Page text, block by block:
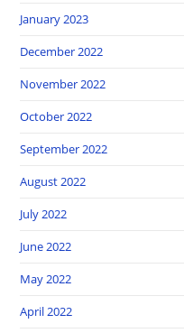
January 2023
December 2022
November 2022
October 2022
September 2022
August 2022
July 2022
June 2022
May 2022
April 2022